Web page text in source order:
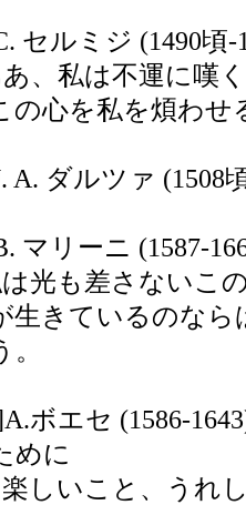
セルミジ (1490頃
、私は不運に嘆
心を私を煩わせ
A. ダルツァ (1508
マリーニ (1587-
光も差さないこ
生きているのなら
。
ボエセ (1586-
めに
しいこと、うれ